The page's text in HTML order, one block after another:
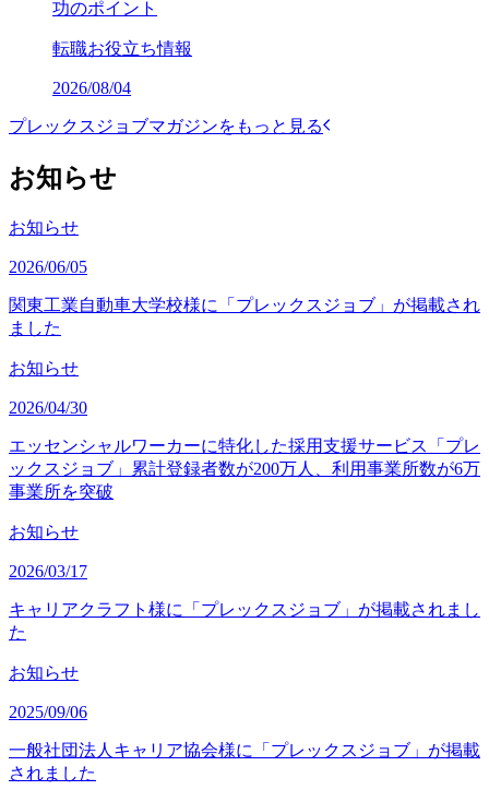
功のポイント
転職お役立ち情報
2026/08/04
プレックスジョブマガジンをもっと見る
お知らせ
お知らせ
2026/06/05
関東工業自動車大学校様に「プレックスジョブ」が掲載され
ました
お知らせ
2026/04/30
エッセンシャルワーカーに特化した採用支援サービス「プレ
ックスジョブ」累計登録者数が200万人、利用事業所数が6万
事業所を突破
お知らせ
2026/03/17
キャリアクラフト様に「プレックスジョブ」が掲載されまし
た
お知らせ
2025/09/06
一般社団法人キャリア協会様に「プレックスジョブ」が掲載
されました